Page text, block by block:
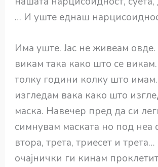
… И уште еднаш
Има уште. Јас не живеам
викам така како што се
толку години колку што
изгледам вака како што
маска. Навечер пред да си
симнувам маската но под неа
втора, трета, триесет и
очајнички ги кинам